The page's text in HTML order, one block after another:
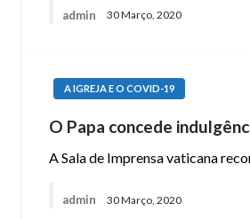
admin 30 Março, 2020
A IGREJA E O COVID-19
O Papa concede
A Sala de Imprensa vaticana
admin 30 Março, 2020